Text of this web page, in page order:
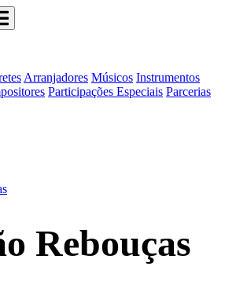
Arranjadores Músicos Instrumentos
Participações Especiais Parcerias
Rebouças